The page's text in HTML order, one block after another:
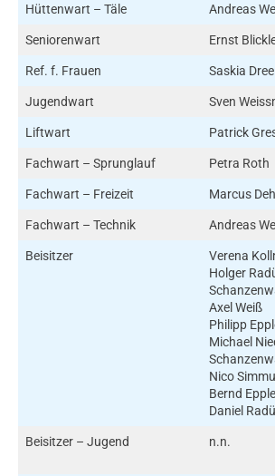
Hüttenwart – Täle Andreas
Seniorenwart Ernst
Ref. f. Frauen Saskia
Jugendwart Sven
Liftwart Patrick
Fachwart – Sprunglauf Petra Roth
Fachwart – Freizeit Marcus
Fachwart – Technik Andreas
Beisitzer
Verena
Holger
Axel Weiß
Philipp
Michael
Nico
Bernd
Daniel
Beisitzer – Jugend n.n.